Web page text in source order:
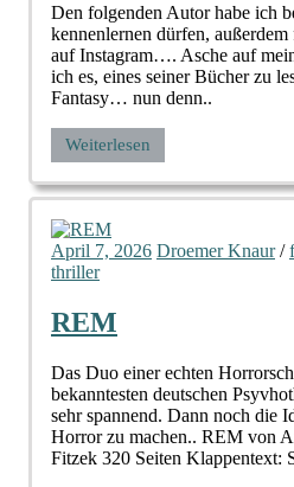
Den folgenden Autor habe ich
kennenlernen dürfen,
auf Instagram…. Asche auf
ich es, eines seiner Bücher zu
Fantasy… nun denn..
Weiterlesen
April 7, 2026 Droemer Knaur/
thriller
REM
Das Duo einer echten
bekanntesten deutschen
sehr spannend. Dann noch die
Horror zu machen.. REM von
Fitzek 320 Seiten Klappentext: